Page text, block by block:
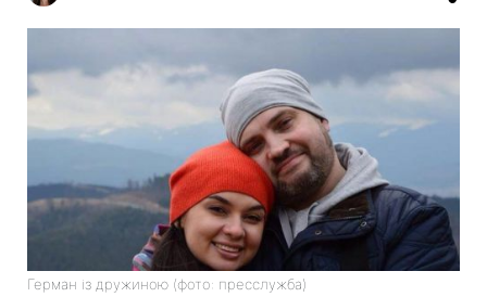
Герман із дружиною (фото: пресслужба)